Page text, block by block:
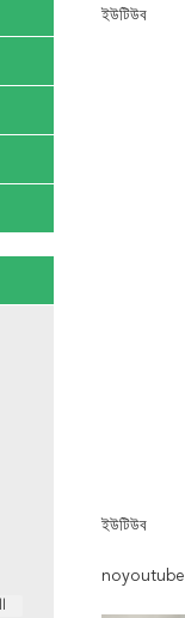
ইউটিউব
ইউটিউব
noyoutube